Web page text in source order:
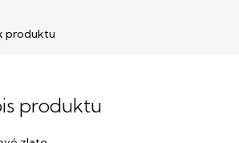
produktu
produktu